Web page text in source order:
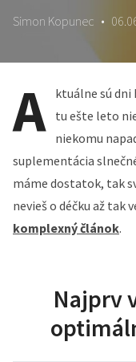
Simon Kopunec •
A
ktuálne sú dni
tu ešte leto
niekomu
suplementácia
máme dostatok, tak
nevieš o déčku až tak
komplexný článok.
Najprv